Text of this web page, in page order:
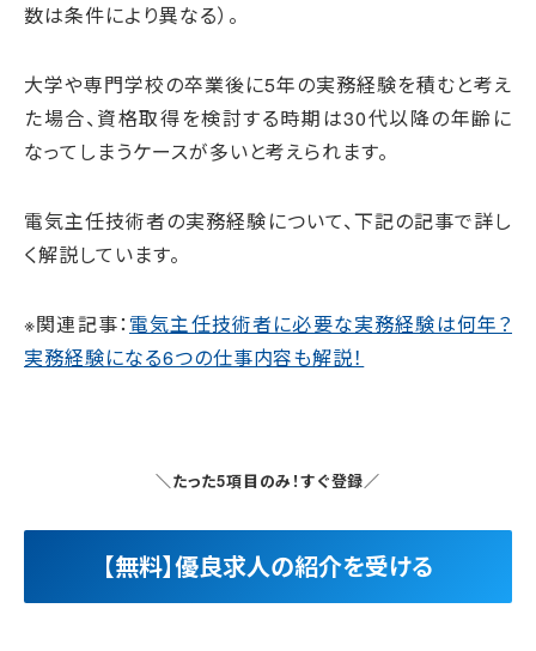
数は条件により異なる）。
大学や専門学校の卒業後に5年の実務経験を積むと考え
た場合、資格取得を検討する時期は30代以降の年齢に
なってしまうケースが多いと考えられます。
電気主任技術者の実務経験について、下記の記事で詳し
く解説しています。
※関連記事：電気主任技術者に必要な実務経験は何年？
実務経験になる6つの仕事内容も解説！
＼たった5項目のみ！すぐ登録／
【無料】優良求人の紹介を受ける